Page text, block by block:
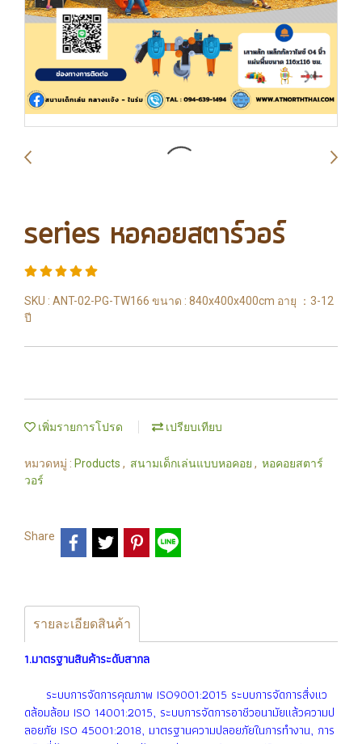
series หอคอยสตาร์วอร์
SKU : ANT-02-PG-TW166 ขนาด : 840x400x400cm อายุ ：3-12
ปี
เพิ่มรายการโปรด เปรียบเทียบ
หมวดหมู่ : Products , สนามเด็กเล่นแบบหอคอย , หอคอยสตาร์
วอร์
Share
รายละเอียดสินค้า
1.มาตรฐานสินค้าระดับสากล
ระบบการจัดการคุณภาพ ISO9001:2015 ระบบการจัดการสื่งเเว
ดล้อมล้อม ISO 14001:2015, ระบบการจัดการอาชีวอนามัยเเล้วความป
ลอยภัย ISO 45001:2018, มาตรฐานความปลอยภัยในการทำงาน, การ